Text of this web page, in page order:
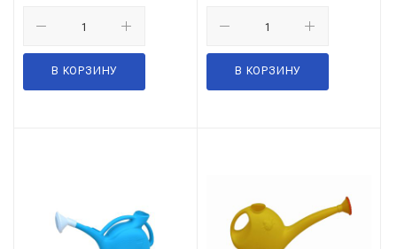
В КОРЗИНУ В КОРЗИНУ